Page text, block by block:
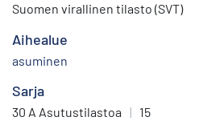
Suomen virallinen tilasto (SVT)
Aihealue
asuminen
Sarja
30 A Asutustilastoa | 15